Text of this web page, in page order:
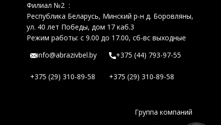
Филиал №2 :
Республика Беларусь, Минский р-н д. Боровляны,
ул. 40 лет Победы, дом 17 каб.3
Режим работы: с 9.00 до 17.00, сб-вс выходные
info@abrazivbel.by
+375 (44) 793-97-55
+375 (29) 310-89-58 +375 (29) 310-89-58
Группа компаний